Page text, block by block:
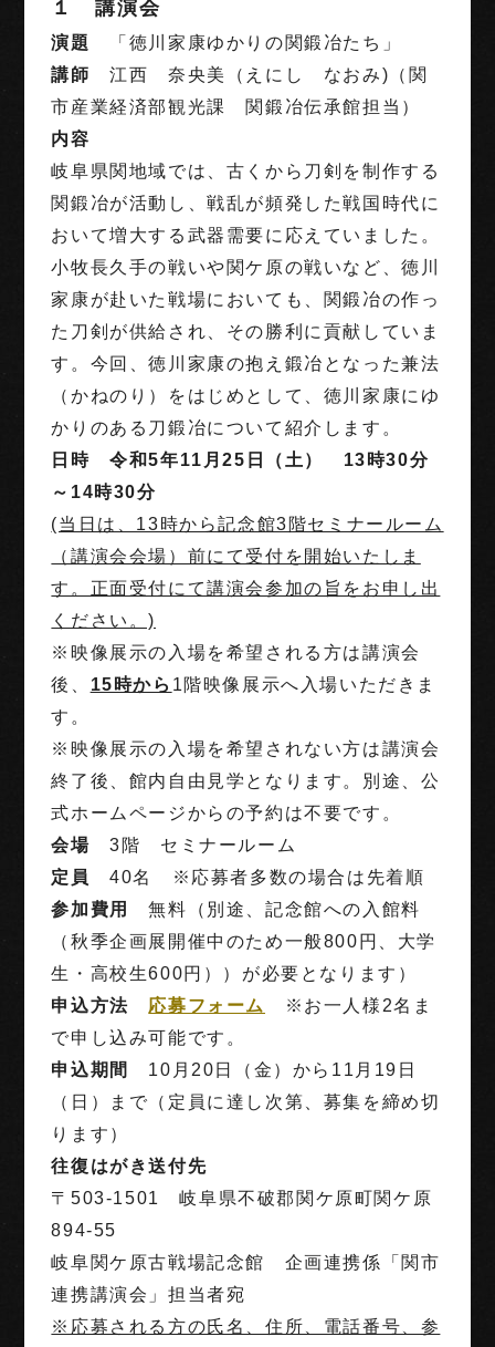
１ 講演会
演題
「徳川家康ゆかりの関鍛冶たち」
講師江西 奈央美（えにし なおみ)（関
市産業経済部観光課 関鍛冶伝承館担当）
内容
岐阜県関地域では、古くから刀剣を制作する
関鍛冶が活動し、戦乱が頻発した戦国時代に
おいて増大する武器需要に応えていました。
小牧長久手の戦いや関ケ原の戦いなど、徳川
家康が赴いた戦場においても、関鍛冶の作っ
た刀剣が供給され、その勝利に貢献していま
す。今回、徳川家康の抱え鍛冶となった兼法
（かねのり）をはじめとして、徳川家康にゆ
かりのある刀鍛冶について紹介します。
日時
令和5年11月25日（土） 13時30分
～14時30分
(当日は、13時から記念館3階セミナールーム
（講演会会場）前にて受付を開始いたしま
す。正面受付にて講演会参加の旨をお申し出
ください。)
※映像展示の入場を希望される方は講演会
後、 15時から 1階映像展示へ入場いただきま
す。
※映像展示の入場を希望されない方は講演会
終了後、館内自由見学となります。別途、公
式ホームページからの予約は不要です。
会場 3階 セミナールーム
定員
40名 ※応募者多数の場合は先着順
参加費用
無料（別途、記念館への入館料
（秋季企画展開催中のため一般800円、大学
生・高校生600円））が必要となります）
申込方法 応募フォーム
※お一人様2名ま
で申し込み可能です。
申込期間
10月20日（金）から11月19日
（日）まで（定員に達し次第、募集を締め切
ります）
往復はがき送付先
〒503-1501 岐阜県不破郡関ケ原町関ケ原
894-55
岐阜関ケ原古戦場記念館 企画連携係「関市
連携講演会」担当者宛
※応募される方の氏名、住所、電話番号、参